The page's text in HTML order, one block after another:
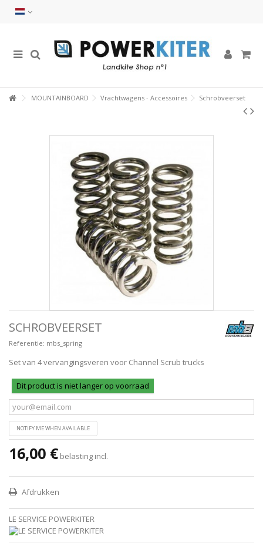
MOUNTAINBOARD Vrachtwagens - Accessoires Schrobveerset
SCHROBVEERSET
Referentie: mbs_spring
Set van 4 vervangingsveren voor Channel Scrub trucks
Dit product is niet langer op voorraad
NOTIFY ME WHEN AVAILABLE
16,00 € belasting incl.
Afdrukken
LE SERVICE POWERKITER